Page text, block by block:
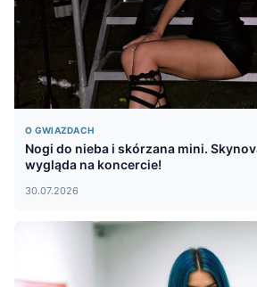
O GWIAZDACH
Nogi do nieba i skórzana mini.
wygląda na koncercie!
30.07.2026